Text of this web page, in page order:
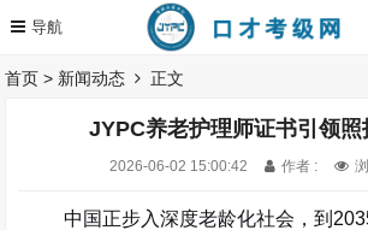
首页 > 新闻动态 正文
JYPC养老护理师证书引领照
2026-06-02 15:00:42 作者 :
中国正步入深度老龄化社会，到